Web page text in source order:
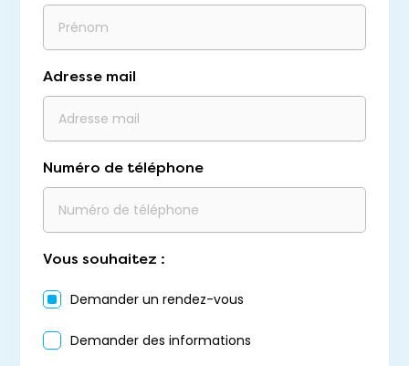
Adresse mail
Numéro de téléphone
Vous souhaitez :
Demander un rendez-vous
Demander des informations